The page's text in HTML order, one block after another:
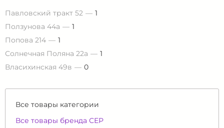
Павловский тракт 52
1
Ползунова 44а
1
Попова 214
1
Солнечная Поляна 22а
1
Власихинская 49в
0
Все товары категории
Все товары бренда СЕР